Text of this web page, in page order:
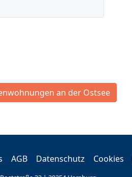
an der Ostsee
AGB Datenschutz Cookies